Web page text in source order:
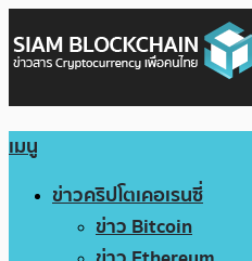
เมนู
ข่าวคริปโตเคอเรนซี่
ข่าว Bitcoin